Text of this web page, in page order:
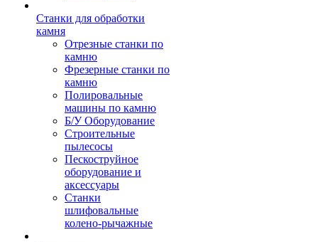
Станки для обработки
камня
Отрезные станки по
камню
Фрезерные станки по
камню
Полировальные
машины по камню
Б/У Оборудование
Строительные
пылесосы
Пескоструйное
оборудование и
аксессуары
Станки
шлифовальные
колено-рычажные